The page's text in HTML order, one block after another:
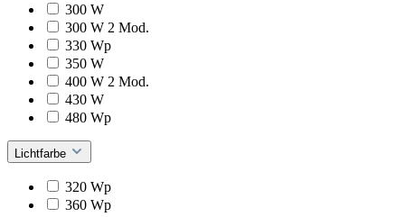
300 W
300 W 2 Mod.
330 Wp
350 W
400 W 2 Mod.
430 W
480 Wp
Lichtfarbe
320 Wp
360 Wp